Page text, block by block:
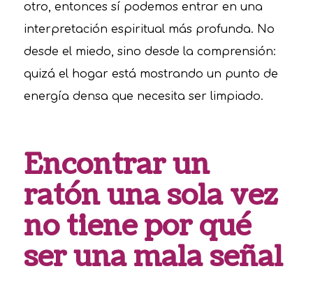
otro, entonces sí podemos entrar en una
interpretación espiritual más profunda. No
desde el miedo, sino desde la comprensión:
quizá el hogar está mostrando un punto de
energía densa que necesita ser limpiado.
Encontrar un
ratón una sola vez
no tiene por qué
ser una mala señal